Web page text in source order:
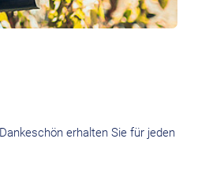
erhalten Sie für jeden